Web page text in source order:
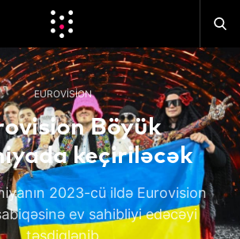
EUROVISION
Böyük
keçiriləcək
2023-cü ildə Eurovision
ev sahibliyi edəcəyi
təsdiqlənib